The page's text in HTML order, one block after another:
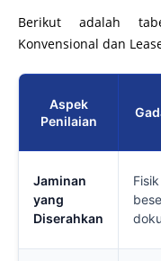
Berikut adalah
Konvensional dan
Aspek
Penilaian
Jaminan
yang
Diserahkan